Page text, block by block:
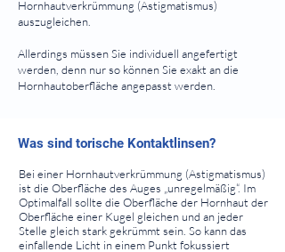
Hornhautverkrümmung (Astigmatismus)
auszugleichen.
Allerdings müssen Sie individuell angefertigt
werden, denn nur so können Sie exakt an die
Hornhautoberfläche angepasst werden.
Was sind torische Kontaktlinsen?
Bei einer Hornhautverkrümmung (Astigmatismus)
ist die Oberfläche des Auges „unregelmäßig“. Im
Optimalfall sollte die Oberfläche der Hornhaut der
Oberfläche einer Kugel gleichen und an jeder
Stelle gleich stark gekrümmt sein. So kann das
einfallende Licht in einem Punkt fokussiert